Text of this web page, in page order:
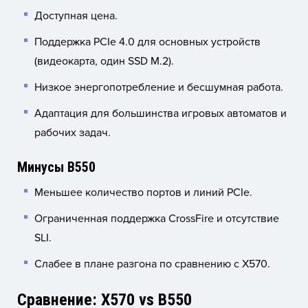
Доступная цена.
Поддержка PCIe 4.0 для основных устройств
(видеокарта, один SSD M.2).
Низкое энергопотребление и бесшумная работа.
Адаптация для большинства игровых автоматов и
рабочих задач.
Минусы B550
Меньшее количество портов и линий PCIe.
Ограниченная поддержка CrossFire и отсутствие
SLI.
Слабее в плане разгона по сравнению с X570.
Сравнение: X570 vs B550